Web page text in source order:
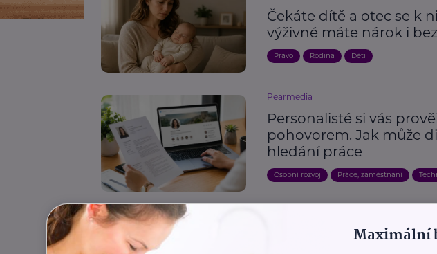
Čekáte dítě a otec se k
výživné máte nárok i
Právo Rodina Děti
Pearmedia
Personalisté si vás
pohovorem. Jak může
hledání práce
Osobní rozvoj Práce, zaměstnání
Další článkyMaximální